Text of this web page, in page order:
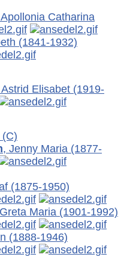
Catharina
(1841-1932)
Astrid Elisabet (1919-
, Jenny Maria (1877-
(1875-1950)
Maria (1901-1992)
(1888-1946)